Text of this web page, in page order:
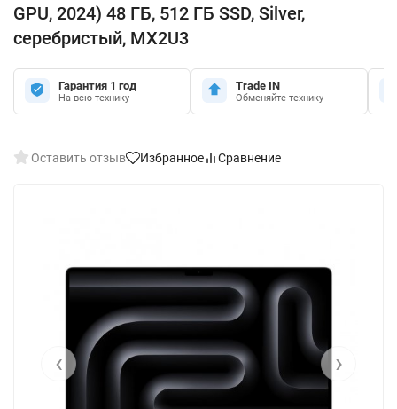
GPU, 2024) 48 ГБ, 512 ГБ SSD, Silver,
серебристый, MX2U3
Гарантия 1 год
На всю технику
Trade IN
Обменяйте технику
Оставить отзыв Избранное Сравнение
‹ ›